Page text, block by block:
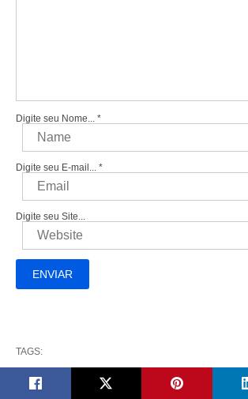
Digite seu Nome... *
Digite seu E-mail... *
Digite seu Site...
TAGS:
Erros no Treino Erros no Treino de Bíceps
bíceps
Treino para Bíceps